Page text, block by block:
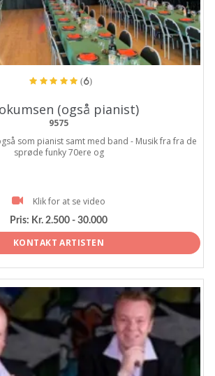
(6)
(også pianist)
9575
som pianist samt med band - Musik fra fra de
sprøde funky 70ere og
Klik for at se video
Pris: Kr. 2.500 - 30.000
KONTAKT ARTISTEN